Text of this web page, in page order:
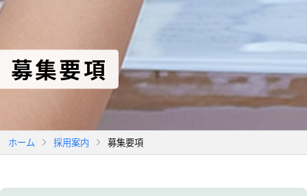
募集要項
ホーム 採用案内 募集要項